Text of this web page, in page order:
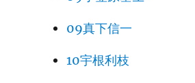
09真下信一
10宇根利枝